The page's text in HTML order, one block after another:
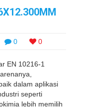
0 0
EN 10216-1
dalam aplikasi
seperti
lebih memilih